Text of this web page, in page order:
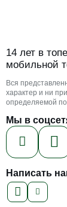
14 лет в
мобильной
Вся
характер и ни
определяемой
Мы в
Написать